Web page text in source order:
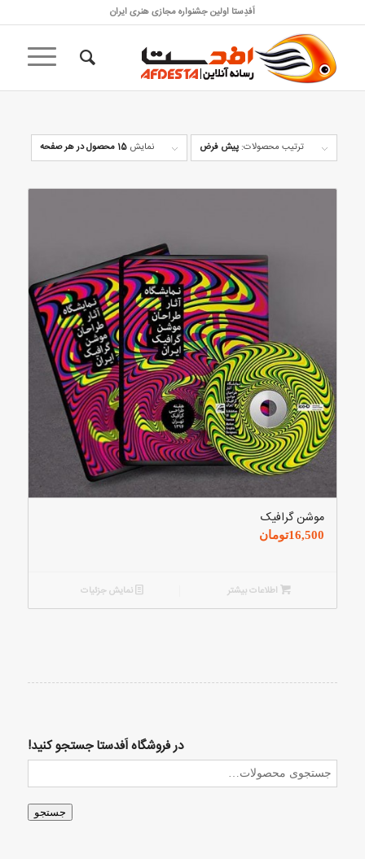
اَفدِستا اولین جشنواره مجازی هنری ایران
ترتیب محصولات: پیش فرض نمایش 15 محصول در هر صفحه
موشن گرافیک
16,500تومان
اطلاعات بیشتر نمایش جزئیات
در فروشگاه اَفدستا جستجو کنید!
جستجو